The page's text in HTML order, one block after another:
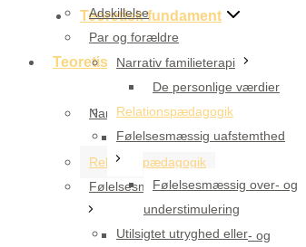
Teoretisk fundament
Narrativ familieterapi
De personlige værdier
Relationspædagogik
Følelsesmæssig uafstemthed
Følelsesmæssig over- og
understimulering
Utilsigtet utryghed eller
Adskillelse
Par og forældre
Teoretisk fundament
Narrativ familieterapi
De personlige værdier
Relationspædagogik
Følelsesmæssig uafstemthed
Følelsesmæssig over- og